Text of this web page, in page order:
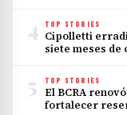
4 TOP STORIES
Cipolletti
siete meses
5 TOP STORIES
El BCRA
fortalecer